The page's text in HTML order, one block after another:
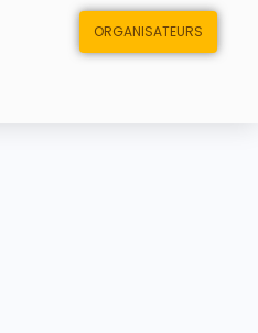
ORGANISATEURS